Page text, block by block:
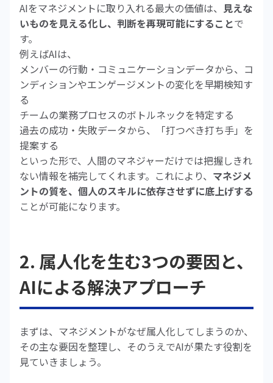
AIをマネジメントに取り入れる最大の価値は、 見えな
いものを見える化し、判断を再現可能にすることで
す。
例えばAIは、
メンバーの行動・コミュニケーションデータから、コ
ンディションやエンゲージメントの変化を早期検知す
る
チームの業務プロセスのボトルネックを特定する
過去の成功・失敗データから、「打つべき打ち手」を
提案する
といった形で、人間のマネジャーだけでは把握しきれ
ない情報を補完してくれます。これにより、 マネジメ
ントの質を、個人のスキルに依存させずに底上げする
ことが可能になります。
2. 属人化を生む3つの要因と、
AIによる解決アプローチ
まずは、マネジメントがなぜ属人化してしまうのか、
その主な要因を整理し、そのうえでAIが果たす役割を
見ていきましょう。